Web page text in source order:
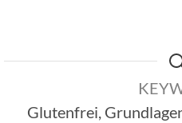
Glutenfrei,